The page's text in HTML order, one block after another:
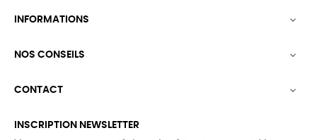
INFORMATIONS 
NOS CONSEILS 
CONTACT 
INSCRIPTION NEWSLETTER